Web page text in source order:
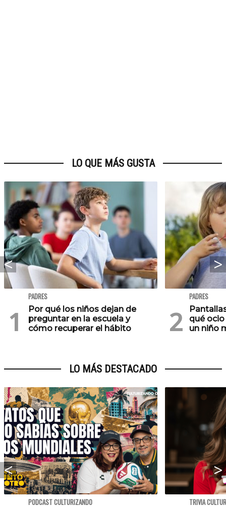
LO QUE MÁS GUSTA
PADRES
Por qué los niños dejan de
preguntar en la escuela y
cómo recuperar el hábito
PADRES
qué
un niño
LO MÁS DESTACADO
PODCAST CULTURIZANDO TRIVIA